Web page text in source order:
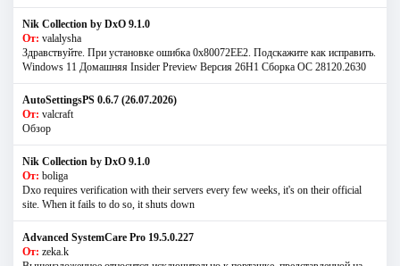
Nik Collection by DxO 9.1.0
От: valalysha
Здравствуйте. При установке ошибка 0х80072EE2. Подскажите как исправить.
Windows 11 Домашняя Insider Preview Версия 26H1 Сборка ОС 28120.2630
AutoSettingsPS 0.6.7 (26.07.2026)
От: valcraft
Обзор
Nik Collection by DxO 9.1.0
От: boliga
Dxo requires verification with their servers every few weeks, it's on their official
site. When it fails to do so, it shuts down
Advanced SystemCare Pro 19.5.0.227
От: zeka.k